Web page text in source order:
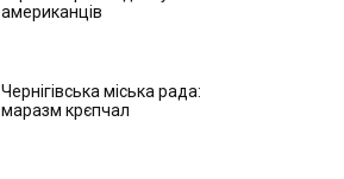
американців
Чернігівська міська рада:
маразм крєпчал